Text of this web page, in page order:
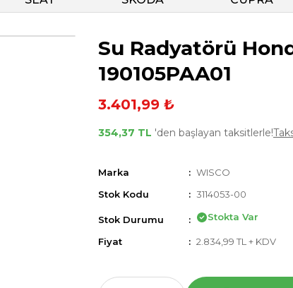
Su Radyatörü
190105PAA01
3.401,99 ₺
354,37 TL 'den başlayan taksitlerle!
Marka
WISCO
Stok Kodu
3114053-00
Stok Durumu Stokta Var
Fiyat 2.834,99 TL + KDV